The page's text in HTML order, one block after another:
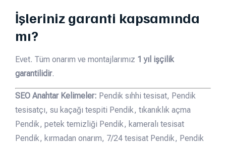
İşleriniz garanti kapsamında
mı?
Evet. Tüm onarım ve montajlarımız 1 yıl işçilik
garantilidir.
SEO Anahtar Kelimeler: Pendik sıhhi tesisat, Pendik
tesisatçı, su kaçağı tespiti Pendik, tıkanıklık açma
Pendik, petek temizliği Pendik, kameralı tesisat
Pendik, kırmadan onarım, 7/24 tesisat Pendik, Pendik